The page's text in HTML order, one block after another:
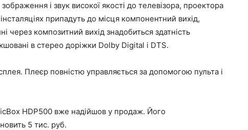
і звук високої якості до телевізора, проектора
припадуть до місця компонентний вихід,
через композитний вихід знадобиться здатність
в стерео доріжки Dolby Digital і DTS.
Плеєр повністю управляється за допомогою пульта і
HDP500 вже надійшов у продаж. Його
5 тис. руб.